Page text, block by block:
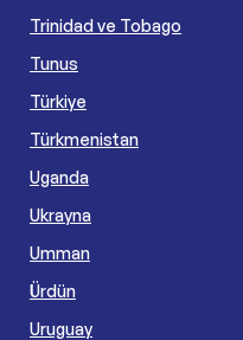
Trinidad ve Tobago
Tunus
Türkiye
Türkmenistan
Uganda
Ukrayna
Umman
Ürdün
Uruguay